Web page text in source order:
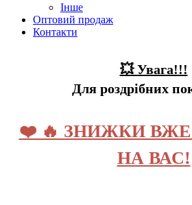
Інше
Оптовий продаж
Контакти
💥 Увага!!!
Для роздрібних
❤️ 🔥 ЗНИЖКИ
НА ВАС!